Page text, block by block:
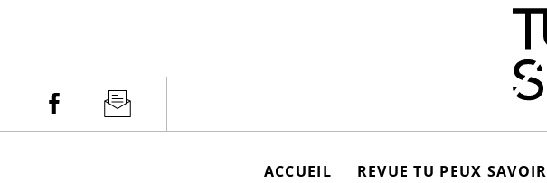
Facebook Newsletter
ACCUEIL REVUE TU PEUX SAVOIR